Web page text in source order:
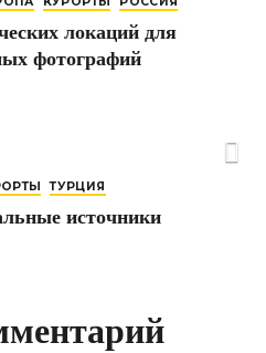
локаций для
фотографий
ТУРЦИЯ
источники